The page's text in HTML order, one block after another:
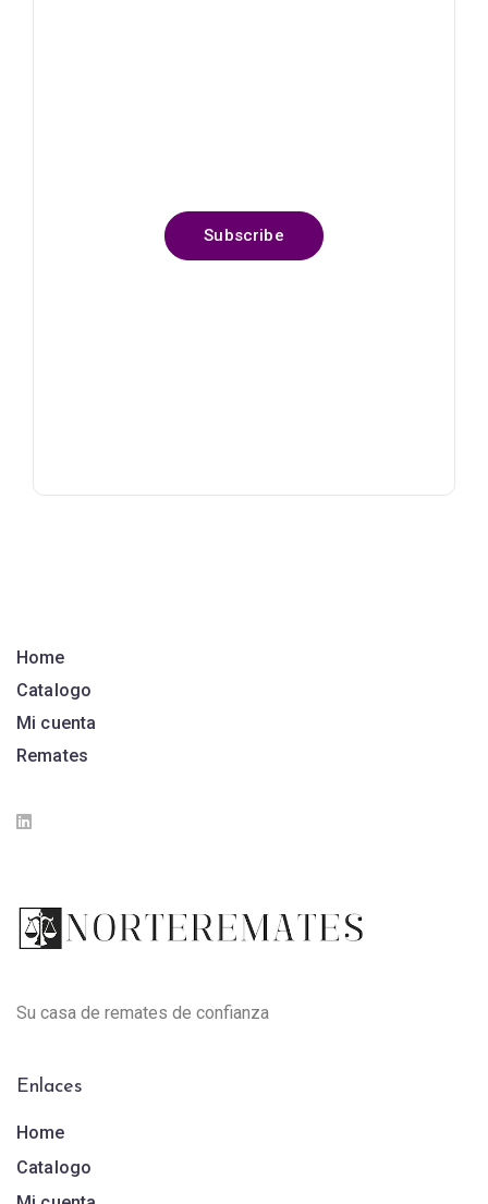
Subscribe
Home
Catalogo
Mi cuenta
Remates
Su casa de remates de confianza
Enlaces
Home
Catalogo